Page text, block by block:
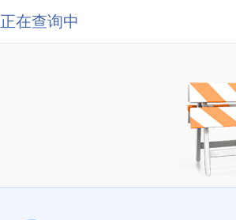
正在查询中